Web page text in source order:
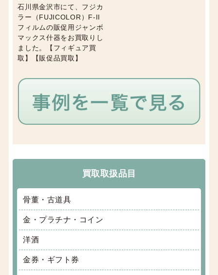
石川県金沢市にて、フジカ
ラー（FUJICOLOR）F-II
フィルムの販促用ジャンボ
マックス什器をお買取りし
ました。【フィギュア買
取】【販促品買取】
買取取扱品目
骨董・古道具
金・プラチナ・コイン
洋酒
金券・ギフト券